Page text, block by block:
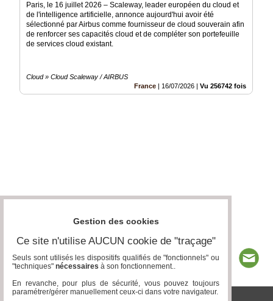
Paris, le 16 juillet 2026 – Scaleway, leader européen du cloud et
de l'intelligence artificielle, annonce aujourd'hui avoir été
sélectionné par Airbus comme fournisseur de cloud souverain afin
de renforcer ses capacités cloud et de compléter son portefeuille
de services cloud existant.
Cloud » Cloud Scaleway / AIRBUS
France
16/07/2026 Vu 256742 fois
Gestion des cookies
Ce site n'utilise AUCUN cookie de "traçage"
Seuls sont utilisés les dispositifs qualifiés de "fonctionnels" ou
"techniques" nécessaires à son fonctionnement..
En revanche, pour plus de sécurité, vous pouvez toujours
paramétrer/gérer manuellement ceux-ci dans votre navigateur.